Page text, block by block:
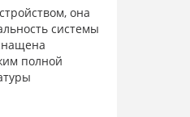
она
системы
полной